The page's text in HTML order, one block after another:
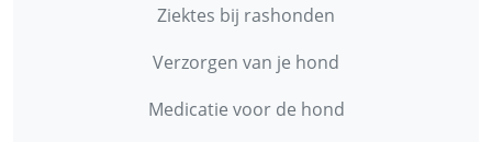
Ziektes bij rashonden
Verzorgen van je hond
Medicatie voor de hond